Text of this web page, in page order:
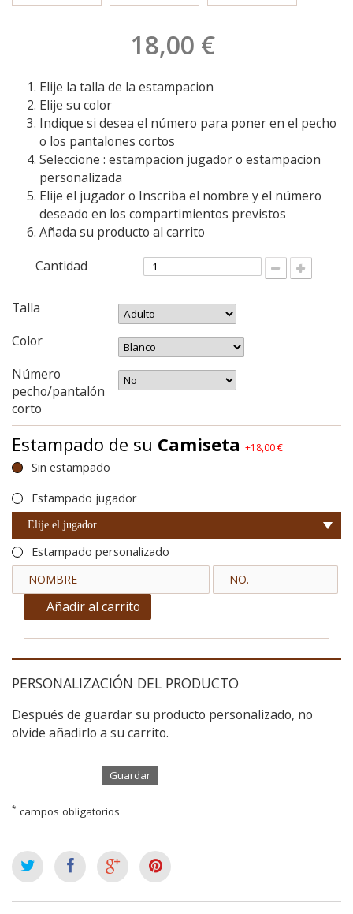
18,00 €
Elije la talla de la estampacion
Elije su color
Indique si desea el número para poner en el pecho
o los pantalones cortos
Seleccione : estampacion jugador o estampacion
personalizada
Elije el jugador o Inscriba el nombre y el número
deseado en los compartimientos previstos
Añada su producto al carrito
Cantidad
Talla
Color
Número
pecho/pantalón
corto
Estampado de su Camiseta +18,00 €
Sin estampado
Estampado jugador
Elije el jugador
Estampado personalizado
Añadir al carrito
PERSONALIZACIÓN DEL PRODUCTO
Después de guardar su producto personalizado, no
olvide añadirlo a su carrito.
Guardar
* campos obligatorios